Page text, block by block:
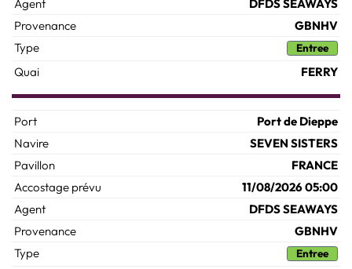
DFDS SEAWAYS
GBNHV
Entree
FERRY
Port de Dieppe
SEVEN SISTERS
FRANCE
11/08/2026 05:00
DFDS SEAWAYS
GBNHV
Entree